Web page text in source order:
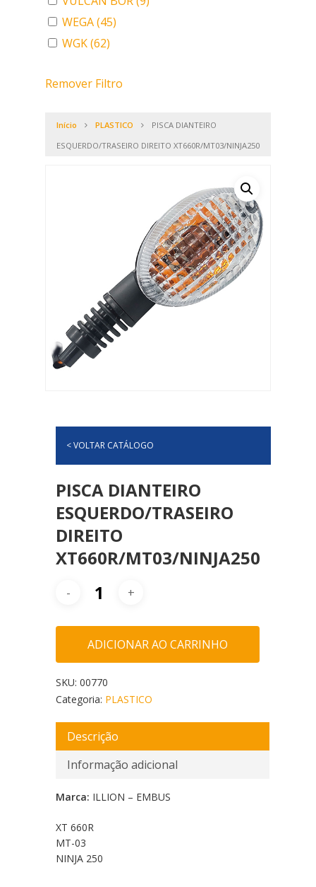
WEGA(45)
WGK(62)
Remover Filtro
Início PLASTICO
PISCA DIANTEIRO
ESQUERDO/TRASEIRO DIREITO XT660R/MT03/NINJA250
< VOLTAR CATÁLOGO
PISCA DIANTEIRO
ESQUERDO/TRASEIRO
DIREITO
XT660R/MT03/NINJA250
ADICIONAR AO CARRINHO
SKU: 00770
Categoria: PLASTICO
Descrição
Informação adicional
Marca: ILLION – EMBUS
XT 660R
MT-03
NINJA 250